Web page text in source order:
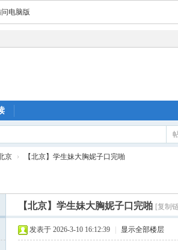
电脑版
京 › 【北京】学生妹大胸妮子口完啪
【北京】学生妹大胸妮子口完啪 [复制
发表于 2026-3-10 16:12:39 显示全部楼层